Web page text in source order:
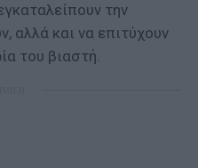
την
αλλά και να επιτύχουν
του βιαστή.